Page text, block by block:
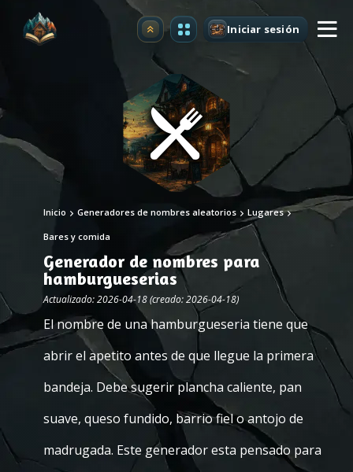
Mejorar Iniciar sesión
Inicio Generadores de nombres aleatorios Lugares
Bares y comida
Generador de nombres para
hamburgueserias
Actualizado: 2026-04-18 (creado: 2026-04-18)
El nombre de una hamburgueseria tiene que
abrir el apetito antes de que llegue la primera
bandeja. Debe sugerir plancha caliente, pan
suave, queso fundido, barrio fiel o antojo de
madrugada. Este generador esta pensado para